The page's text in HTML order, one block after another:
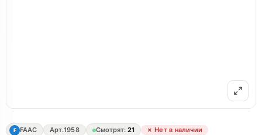
F FAAC Арт.1958 Смотрят: 21 ✗ Нет в наличии